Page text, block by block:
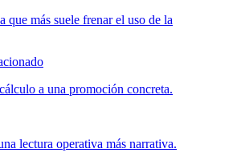
que más suele frenar el uso de la
a una promoción concreta.
lectura operativa más narrativa.